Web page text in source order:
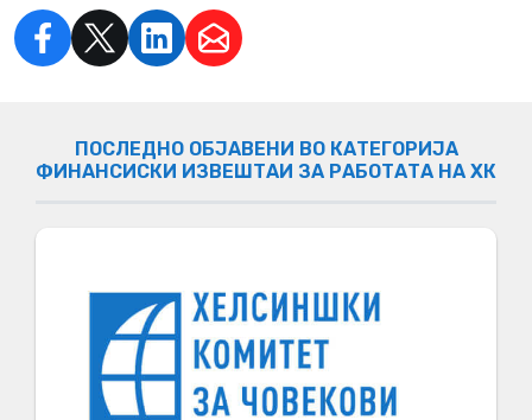
ПОСЛЕДНО ОБЈАВЕНИ ВО КАТЕГОРИЈА
ФИНАНСИСКИ ИЗВЕШТАИ ЗА РАБОТАТА НА ХК